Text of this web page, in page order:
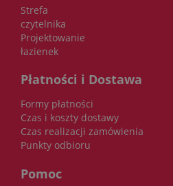
Strefa
czytelnika
Projektowanie
łazienek
Płatności i Dostawa
Formy płatności
Czas i koszty dostawy
Czas realizacji zamówienia
Punkty odbioru
Pomoc